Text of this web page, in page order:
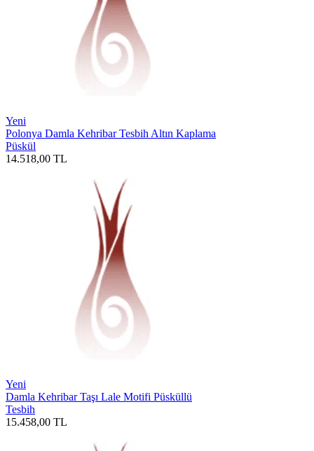
Yeni
Polonya Damla Kehribar Tesbih Altın Kaplama
Püskül
14.518,00 TL
Yeni
Damla Kehribar Taşı Lale Motifi Püsküllü
Tesbih
15.458,00 TL